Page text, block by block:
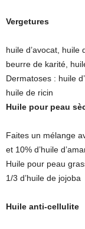
Vergetures
huile d’avocat, huile
beurre de karité,
Dermatoses : huile
huile de ricin
Huile pour peau
Faites un mélange
et 10% d’huile
Huile pour peau
1/3 d’huile de jojoba
Huile anti-cellulite